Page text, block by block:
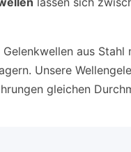
aus
Unsere
gleichen